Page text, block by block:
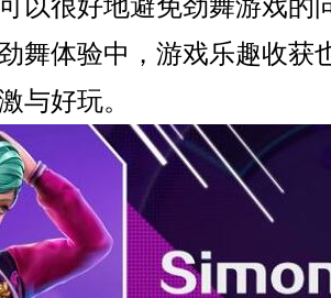
以很好地避免劲舞游戏的
舞体验中，游戏乐趣收获
与好玩。